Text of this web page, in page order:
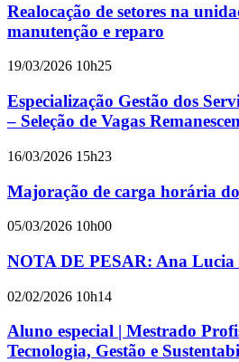
Realocação de setores na
manutenção e reparo
19/03/2026 10h25
Especialização Gestão dos
– Seleção de Vagas
16/03/2026 15h23
Majoração de carga horária
05/03/2026 10h00
NOTA DE PESAR: Ana Lucia
02/02/2026 10h14
Aluno especial | Mestrado
Tecnologia, Gestão e